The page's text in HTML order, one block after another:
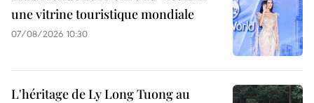
une vitrine touristique mondiale
07/08/2026 10:30
L'héritage de Ly Long Tuong au